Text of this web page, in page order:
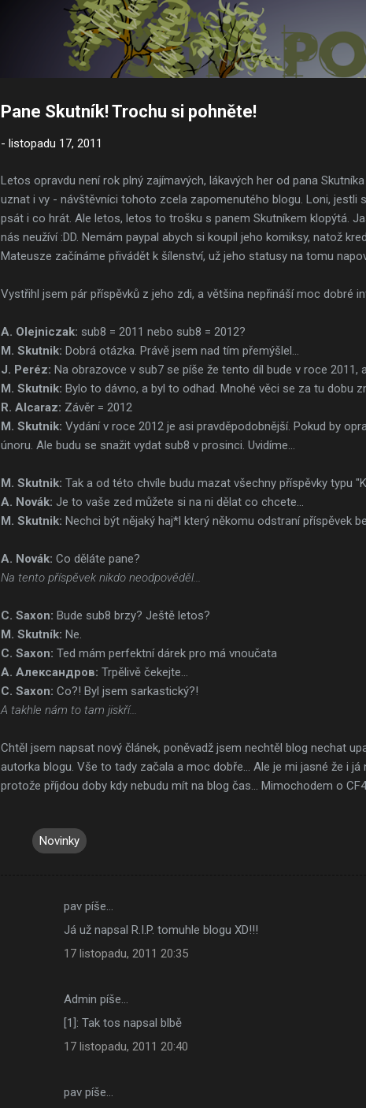
Přeskočit na hlavní
Pane Skutník! Trochu si pohněte!
- listopadu 17, 2011
Letos opravdu není rok plný zajímavých, lákavých her od pana
uznat i vy - návštěvníci tohoto zcela zapomenutého blogu. Loni, jestli
psát i co hrát. Ale letos, letos to trošku s panem Skutníkem klopýtá.
nás neužíví :DD. Nemám paypal abych si koupil jeho komiksy, natož
Mateusze začínáme přivádět k šílenství, už jeho statusy na tomu
Vystřihl jsem pár příspěvků z jeho zdi, a většina nepřináší moc dobré
A. Olejniczak: sub8 = 2011 nebo sub8 = 2012?
M. Skutnik: Dobrá otázka. Právě jsem nad tím přemýšlel...
J. Peréz: Na obrazovce v sub7 se píše že tento díl bude v roce 2011,
M. Skutnik: Bylo to dávno, a byl to odhad. Mnohé věci se za tu dobu
R. Alcaraz: Závěr = 2012
M. Skutnik: Vydání v roce 2012 je asi pravděpodobnější. Pokud by
únoru. Ale budu se snažit vydat sub8 v prosinci. Uvidíme...
M. Skutnik: Tak a od této chvíle budu mazat všechny příspěvky typu
A. Novák: Je to vaše zed můžete si na ni dělat co chcete...
M. Skutnik: Nechci být nějaký haj*l který někomu odstraní příspěvek
A. Novák: Co děláte pane?
Na tento příspěvek nikdo neodpověděl...
C. Saxon: Bude sub8 brzy? Ještě letos?
M. Skutník: Ne.
C. Saxon: Ted mám perfektní dárek pro má vnoučata
A. Александров: Trpělivě čekejte...
C. Saxon: Co?! Byl jsem sarkastický?!
A takhle nám to tam jiskří...
Chtěl jsem napsat nový článek, poněvadž jsem nechtěl blog nechat
autorka blogu. Vše to tady začala a moc dobře... Ale je mi jasné že i
protože příjdou doby kdy nebudu mít na blog čas... Mimochodem o
Novinky
pav píše…
Já už napsal R.I.P. tomuhle blogu XD!!!
17 listopadu, 2011 20:35
Admin píše…
[1]: Tak tos napsal blbě
17 listopadu, 2011 20:40
pav píše…